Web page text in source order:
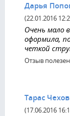
Дарья
(22.01.2016
Очень мало
оформила,
четкой
Отзыв
Тарас Чехов
(17.06.2016